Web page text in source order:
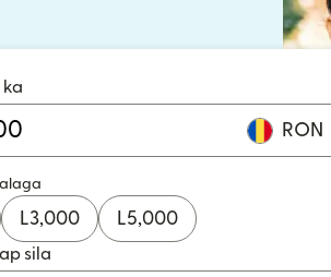
sa bagong window)
RON
L3,000 L5,000
sila